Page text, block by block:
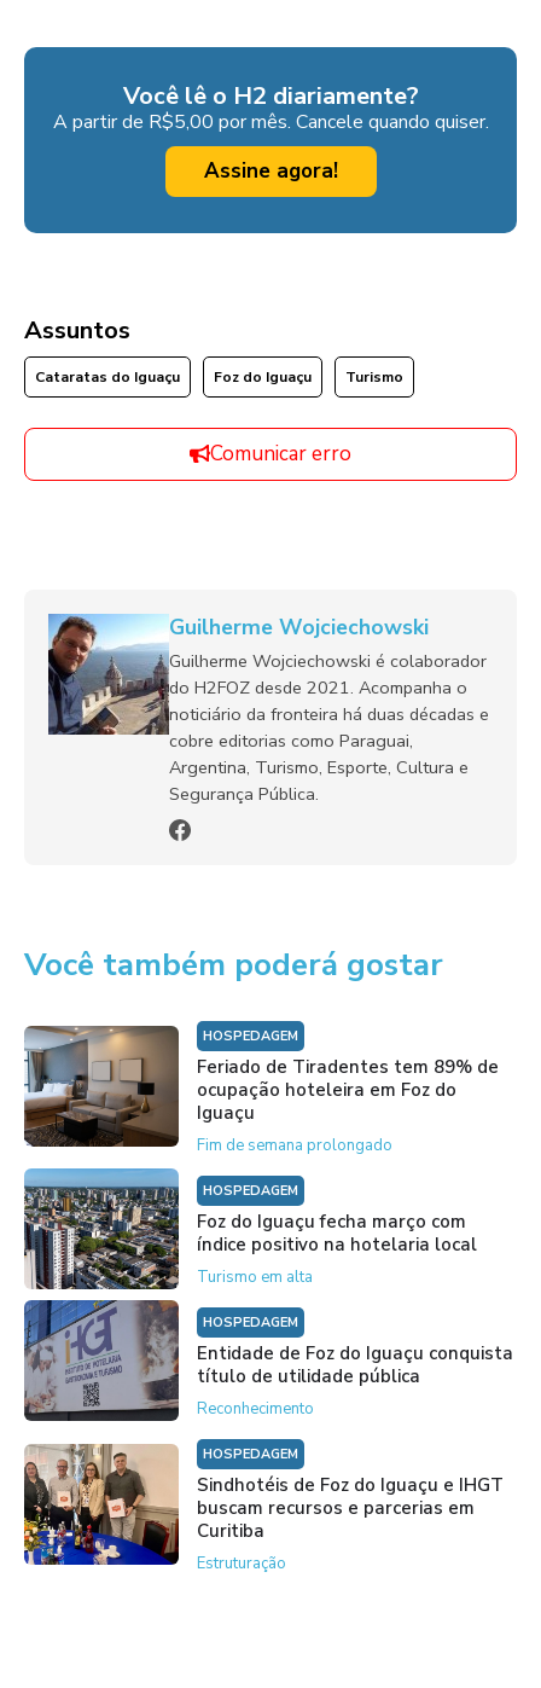
Você lê o H2 diariamente?
A partir de R$5,00 por mês. Cancele quando quiser.
Assine agora!
Assuntos
Cataratas do Iguaçu Foz do Iguaçu Turismo
Comunicar erro
Guilherme Wojciechowski
Guilherme Wojciechowski é colaborador
do H2FOZ desde 2021. Acompanha o
noticiário da fronteira há duas décadas e
cobre editorias como Paraguai,
Argentina, Turismo, Esporte, Cultura e
Segurança Pública.
Você também poderá gostar
HOSPEDAGEM
Feriado de Tiradentes tem 89% de
ocupação hoteleira em Foz do
Iguaçu
Fim de semana prolongado
HOSPEDAGEM
Foz do Iguaçu fecha março com
índice positivo na hotelaria local
Turismo em alta
HOSPEDAGEM
Entidade de Foz do Iguaçu conquista
título de utilidade pública
Reconhecimento
HOSPEDAGEM
Sindhotéis de Foz do Iguaçu e IHGT
buscam recursos e parcerias em
Curitiba
Estruturação